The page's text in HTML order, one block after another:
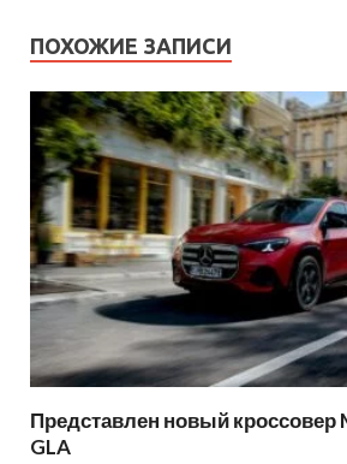
ПОХОЖИЕ ЗАПИСИ
Представлен новый кроссовер
GLA